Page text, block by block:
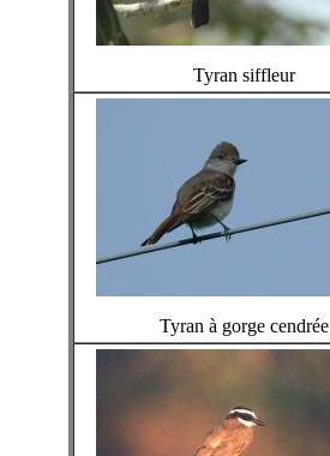
Tyran siffleur
Tyran à gorge cendrée